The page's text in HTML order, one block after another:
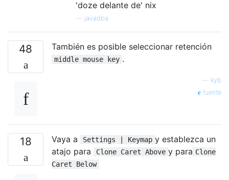
'doze delante de' nix
javadba
48 También es posible seleccionar retención
middle mouse key .
kyb
fuente
18 Vaya a Settings | Keymap y establezca un
atajo para
Clone Caret Above y para Clone
Caret Below